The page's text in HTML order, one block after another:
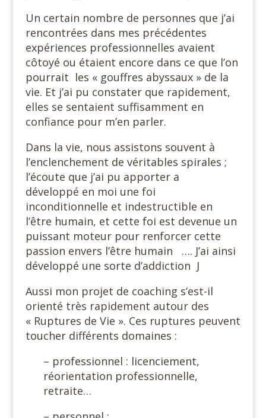
Un certain nombre de personnes que j’ai
rencontrées dans mes précédentes
expériences professionnelles avaient
côtoyé ou étaient encore dans ce que l’on
pourrait les « gouffres abyssaux » de la
vie. Et j’ai pu constater que rapidement,
elles se sentaient suffisamment en
confiance pour m’en parler.
Dans la vie, nous assistons souvent à
l’enclenchement de véritables spirales ;
l’écoute que j’ai pu apporter a
développé en moi une foi
inconditionnelle et indestructible en
l’être humain, et cette foi est devenue un
puissant moteur pour renforcer cette
passion envers l’être humain …. J’ai ainsi
développé une sorte d’addiction J
Aussi mon projet de coaching s’est-il
orienté très rapidement autour des
« Ruptures de Vie ». Ces ruptures peuvent
toucher différents domaines :
– professionnel : licenciement,
réorientation professionnelle,
retraite…